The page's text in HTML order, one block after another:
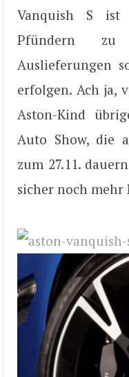
Vanquish S ist
Pfündern
Auslieferungen
erfolgen. Ach ja,
Aston-Kind
Auto Show, die
zum 27.11.
sicher noch mehr